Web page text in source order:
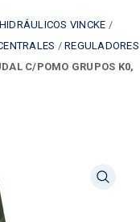
VINCKE /
/ REGULADORES
C/POMO GRUPOS K0,